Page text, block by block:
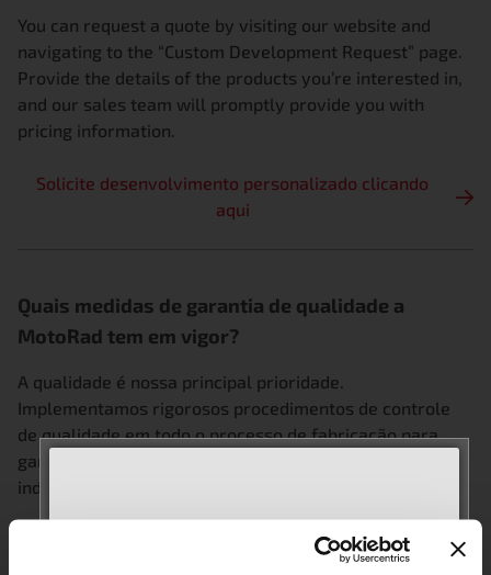
You can request a quote by visiting our website and
navigating to the “Custom Development Request” page.
Provide the details of the products you’re interested in,
and our sales team will promptly provide you with
pricing information.
Solicite desenvolvimento personalizado clicando
aqui
Quais medidas de garantia de qualidade a
MotoRad tem em vigor?
A qualidade é nossa principal prioridade.
Implementamos rigorosos procedimentos de controle
de qualidade em todo o processo de fabricação para
garantir que nossos produtos atendam aos padrões da
indústria e às expectativas dos clientes.
MEET WITH US AT